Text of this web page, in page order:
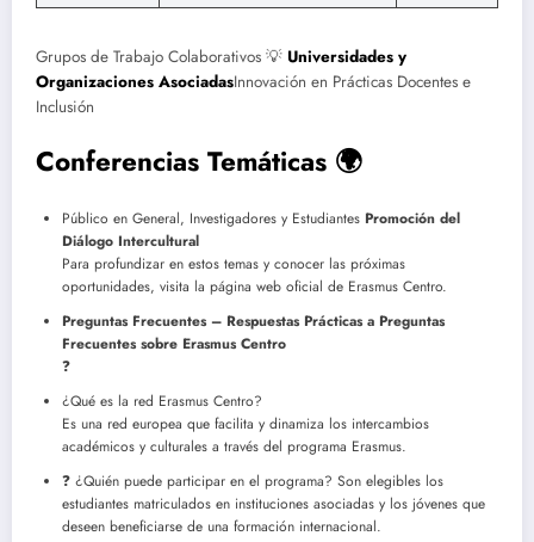
Grupos de Trabajo Colaborativos 💡 Universidades y
Organizaciones AsociadasInnovación en Prácticas Docentes e
Inclusión
Conferencias Temáticas 🌍
Público en General, Investigadores y Estudiantes Promoción del
Diálogo Intercultural
Para profundizar en estos temas y conocer las próximas
oportunidades, visita la página web oficial de Erasmus Centro.
Preguntas Frecuentes – Respuestas Prácticas a Preguntas
Frecuentes sobre Erasmus Centro
❓
¿Qué es la red Erasmus Centro?
Es una red europea que facilita y dinamiza los intercambios
académicos y culturales a través del programa Erasmus.
❓ ¿Quién puede participar en el programa? Son elegibles los
estudiantes matriculados en instituciones asociadas y los jóvenes que
deseen beneficiarse de una formación internacional.